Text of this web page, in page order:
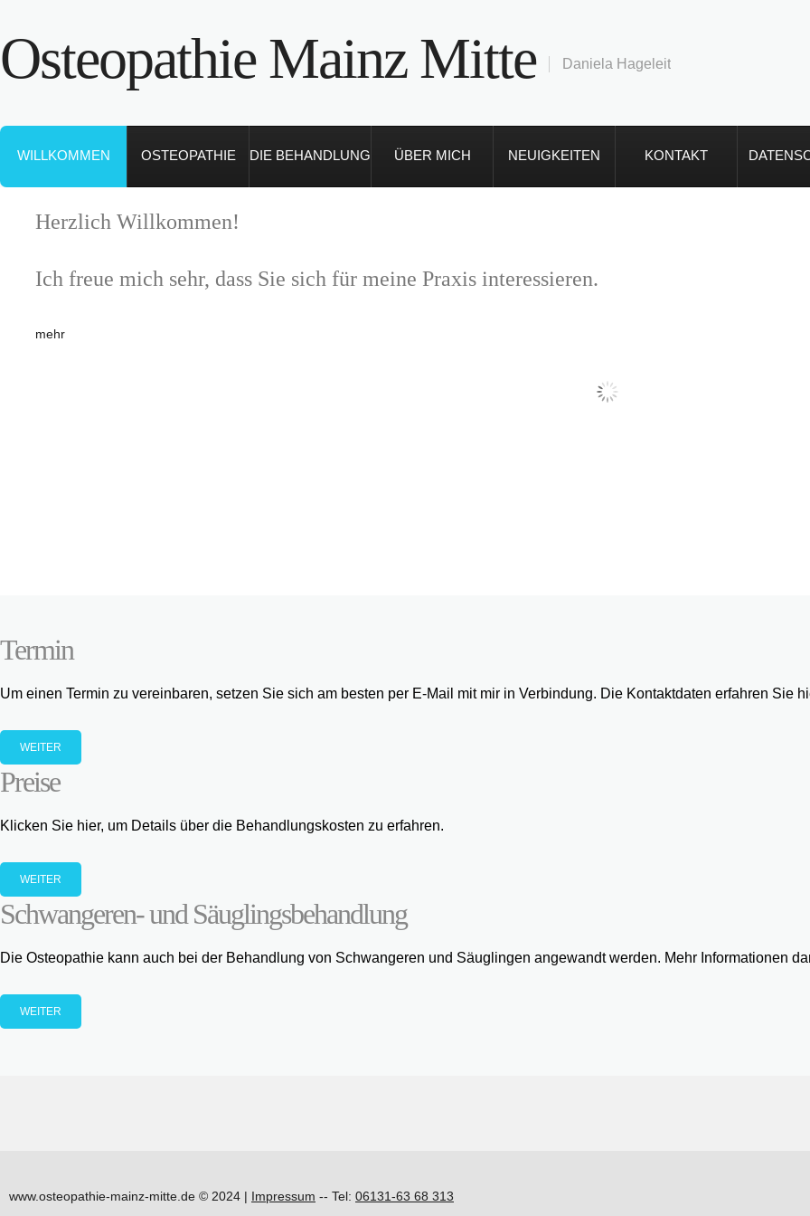
Osteopathie Mainz Mitte Daniela Hageleit
WILLKOMMEN OSTEOPATHIE DIE BEHANDLUNG ÜBER MICH NEUIGKEITEN KONTAKT
Herzlich Willkommen!
Ich freue mich sehr, dass Sie sich für meine Praxis interessieren.
mehr
Termin
Um einen Termin zu vereinbaren, setzen Sie sich am besten per E-Mail mit mir in Verbindung. Die Kontaktdaten erfahren Sie
WEITER
Preise
Klicken Sie hier, um Details über die Behandlungskosten zu erfahren.
WEITER
Schwangeren- und Säuglingsbehandlung
Die Osteopathie kann auch bei der Behandlung von Schwangeren und Säuglingen angewandt werden. Mehr Informationen
WEITER
www.osteopathie-mainz-mitte.de © 2024 | Impressum -- Tel: 06131-63 68 313